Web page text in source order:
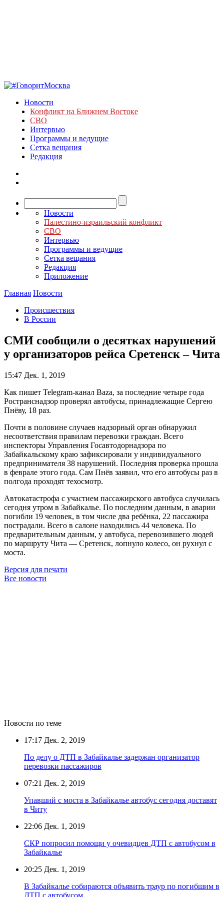
Новости
Конфликт на Ближнем Востоке
СВО
Интервью
Программы и ведущие
Сетка вещания
Редакция
Новости
Палестино-израильский конфликт
СВО
Интервью
Программы и ведущие
Сетка вещания
Редакция
Приложение
Главная Новости
Происшествия
В России
СМИ сообщили о десятках нарушений
у организаторов рейса Сретенск – Чита
15:47 Дек. 1, 2019
Как пишет Telegram-канал Baza, за последние четыре года
Ространснадзор проверял автобусы, принадлежащие Сергею
Пнёву, 18 раз.
Почти в половине случаев надзорный орган обнаружил
несоответствия правилам перевозки граждан. Всего
инспекторы Управления Госавтодорнадзора по
Забайкальскому краю зафиксировали у индивидуального
предпринимателя 38 нарушений. Последняя проверка прошла
в феврале этого года. Сам Пнёв заявил, что его автобусы раз в
полгода проходят техосмотр.
Автокатастрофа с участием пассажирского автобуса случилась
сегодня утром в Забайкалье. По последним данным, в аварии
погибли 19 человек, в том числе два ребёнка, 22 пассажира
пострадали. Всего в салоне находились 44 человека. По
предварительным данным, у автобуса, перевозившего людей
по маршруту Чита — Сретенск, лопнуло колесо, он рухнул с
моста.
Версия для печати
Все новости
Новости по теме
17:17 Дек. 2, 2019
По делу о ДТП в Забайкалье задержан организатор
перевозки пассажиров
07:21 Дек. 2, 2019
Упавший с моста в Забайкалье автобус сегодня доставят
в Читу
22:06 Дек. 1, 2019
СКР попросил помощи у очевидцев ДТП с автобусом в
Забайкалье
20:25 Дек. 1, 2019
В Забайкалье собираются объявить траур по погибшим в
ДТП с автобусом